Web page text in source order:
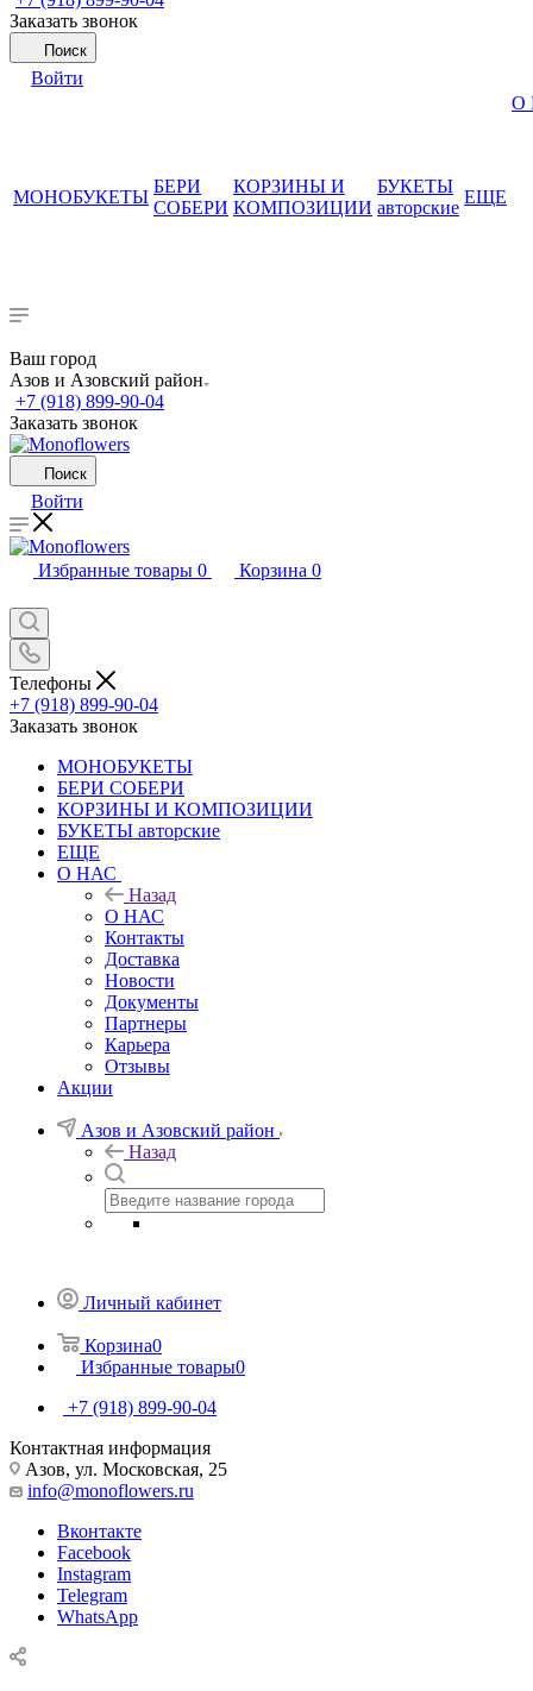
Заказать звонок
Поиск
Войти
МОНОБУКЕТЫ
БЕРИ
СОБЕРИ
КОРЗИНЫ И
КОМПОЗИЦИИ
БУКЕТЫ
авторские
ЕЩЕ
О
Ваш город
Азов и Азовский район
+7 (918) 899-90-04
Заказать звонок
Поиск
Войти
Избранные товары 0 Корзина 0
Телефоны
+7 (918) 899-90-04
Заказать звонок
МОНОБУКЕТЫ
БЕРИ СОБЕРИ
КОРЗИНЫ И КОМПОЗИЦИИ
БУКЕТЫ авторские
ЕЩЕ
О НАС
Назад
О НАС
Контакты
Доставка
Новости
Документы
Партнеры
Карьера
Отзывы
Акции
Азов и Азовский район
Назад
Личный кабинет
Корзина0
Избранные товары0
+7 (918) 899-90-04
Контактная информация
Азов, ул. Московская, 25
info@monoflowers.ru
Вконтакте
Facebook
Instagram
Telegram
WhatsApp